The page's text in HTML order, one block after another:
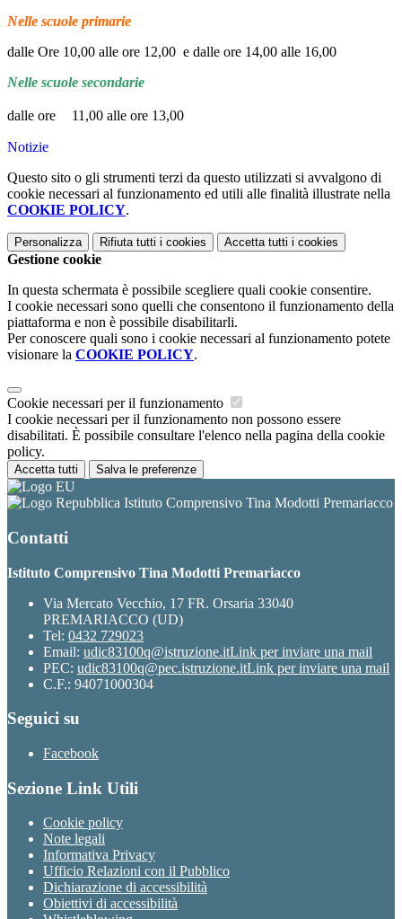
Nelle scuole primarie
dalle Ore 10,00 alle ore 12,00 e dalle ore 14,00 alle 16,00
Nelle scuole secondarie
dalle ore 11,00 alle ore 13,00
Notizie
Questo sito o gli strumenti terzi da questo utilizzati si avvalgono di
cookie necessari al funzionamento ed utili alle finalità illustrate nella
COOKIE POLICY.
Personalizza Rifiuta tutti i cookies Accetta tutti i cookies
Gestione cookie
In questa schermata è possibile scegliere quali cookie consentire.
I cookie necessari sono quelli che consentono il funzionamento della
piattaforma e non è possibile disabilitarli.
Per conoscere quali sono i cookie necessari al funzionamento potete
visionare la COOKIE POLICY.
Cookie necessari per il funzionamento
I cookie necessari per il funzionamento non possono essere
disabilitati. È possibile consultare l'elenco nella pagina della cookie
policy.
Accetta tutti Salva le preferenze
Istituto Comprensivo Tina Modotti Premariacco
Contatti
Istituto Comprensivo Tina Modotti Premariacco
Via Mercato Vecchio, 17 FR. Orsaria 33040
PREMARIACCO (UD)
Tel: 0432 729023
Email: udic83100q@istruzione.itLink per inviare una mail
PEC: udic83100q@pec.istruzione.itLink per inviare una mail
C.F.: 94071000304
Seguici su
Facebook
Sezione Link Utili
Cookie policy
Note legali
Informativa Privacy
Ufficio Relazioni con il Pubblico
Dichiarazione di accessibilità
Obiettivi di accessibilità